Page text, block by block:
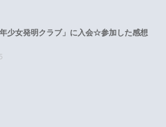
少女発明クラブ」に入会☆参加した感想